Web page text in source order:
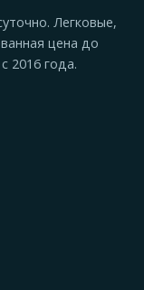
Легковые,
цена до
2016 года.